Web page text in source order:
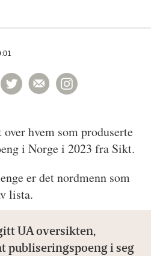
hvem som produserte
i Norge i 2023 fra Sikt.
er det nordmenn som
lista.
UA oversikten,
publiseringspoeng i seg